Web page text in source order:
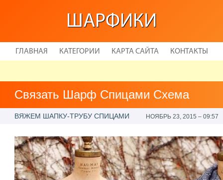
ШАРФИКИ
ГЛАВНАЯ КАТЕГОРИИ КАРТА САЙТА КОНТАКТЫ
Связать Шарф Спицами Схема
ВЯЖЕМ ШАПКУ-ТРУБУ СПИЦАМИ НОЯБРЬ 23, 2015 – 09:57